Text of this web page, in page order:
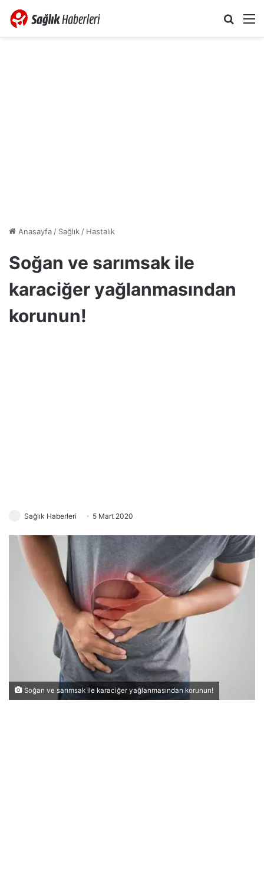
Anasayfa/ Sağlık/ Hastalık
Soğan ve sarımsak ile
karaciğer yağlanmasından
korunun!
Sağlık Haberleri 5 Mart 2020
Soğan ve sarımsak ile karaciğer yağlanmasından korunun!